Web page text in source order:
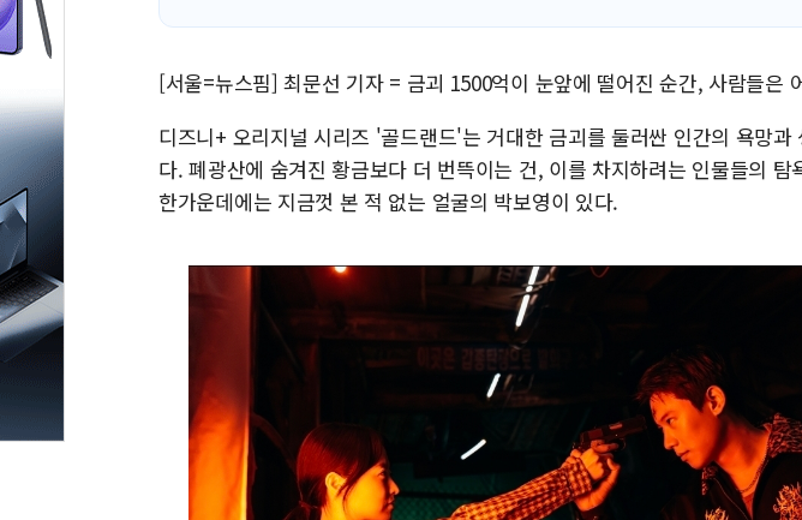
[서울=뉴스핌] 최문선 기자 = 금괴 1500억이 눈앞에 떨어진 순간, 사람들은
디즈니+ 오리지널 시리즈 '골드랜드'는 거대한 금괴를 둘러싼 인간의 욕망과
다. 폐광산에 숨겨진 황금보다 더 번뜩이는 건, 이를 차지하려는 인물들의
한가운데에는 지금껏 본 적 없는 얼굴의 박보영이 있다.